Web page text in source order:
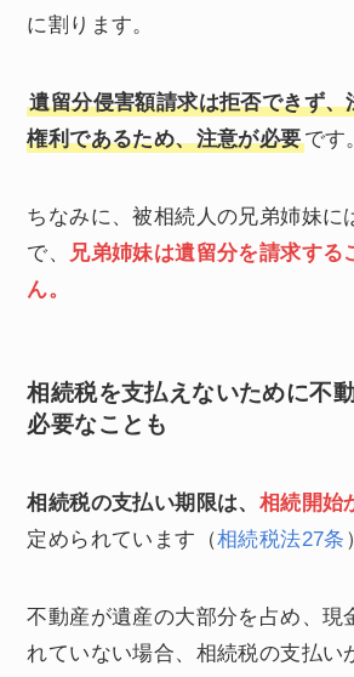
に割ります。
遺留分侵害額請求は拒否できず、
権利であるため、注意が必要です
ちなみに、被相続人の兄弟姉妹に
で、 兄弟姉妹は遺留分を請求する
ん。
相続税を支払えないために不
必要なことも
相続税の支払い期限は、 相続開始
定められています（相続税法27条
不動産が遺産の大部分を占め、現
れていない場合、相続税の支払い